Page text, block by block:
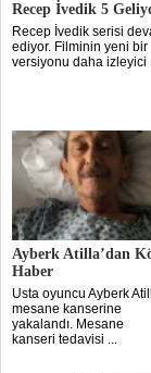
Recep İvedik 5
Recep İvedik serisi
ediyor. Filminin yeni bir
versiyonu daha izleyici
Ayberk Atilla’dan
Haber
Usta oyuncu Ayberk
mesane kanserine
yakalandı. Mesane
kanseri tedavisi ...